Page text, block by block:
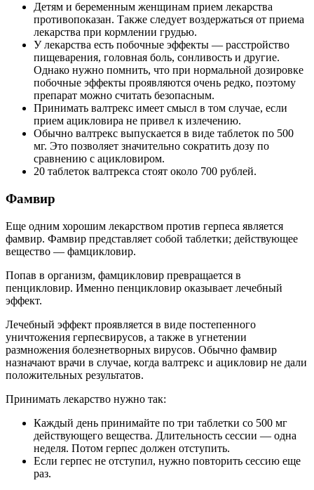
Детям и беременным женщинам прием лекарства
противопоказан. Также следует воздержаться от приема
лекарства при кормлении грудью.
У лекарства есть побочные эффекты — расстройство
пищеварения, головная боль, сонливость и другие.
Однако нужно помнить, что при нормальной дозировке
побочные эффекты проявляются очень редко, поэтому
препарат можно считать безопасным.
Принимать валтрекс имеет смысл в том случае, если
прием ацикловира не привел к излечению.
Обычно валтрекс выпускается в виде таблеток по 500
мг. Это позволяет значительно сократить дозу по
сравнению с ацикловиром.
20 таблеток валтрекса стоят около 700 рублей.
Фамвир
Еще одним хорошим лекарством против герпеса является
фамвир. Фамвир представляет собой таблетки; действующее
вещество — фамцикловир.
Попав в организм, фамцикловир превращается в
пенцикловир. Именно пенцикловир оказывает лечебный
эффект.
Лечебный эффект проявляется в виде постепенного
уничтожения герпесвирусов, а также в угнетении
размножения болезнетворных вирусов. Обычно фамвир
назначают врачи в случае, когда валтрекс и ацикловир не дали
положительных результатов.
Принимать лекарство нужно так:
Каждый день принимайте по три таблетки со 500 мг
действующего вещества. Длительность сессии — одна
неделя. Потом герпес должен отступить.
Если герпес не отступил, нужно повторить сессию еще
раз.